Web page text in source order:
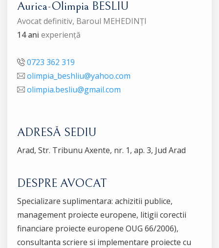
Aurica-Olimpia BESLIU
Avocat definitiv, Baroul MEHEDINȚI
14 ani experiență
0723 362 319
olimpia_beshliu@yahoo.com
olimpia.besliu@gmail.com
ADRESĂ SEDIU
Arad, Str. Tribunu Axente, nr. 1, ap. 3, Jud Arad
DESPRE AVOCAT
Specializare suplimentara: achizitii publice,
management proiecte europene, litigii corectii
financiare proiecte europene OUG 66/2006),
consultanta scriere si implementare proiecte cu